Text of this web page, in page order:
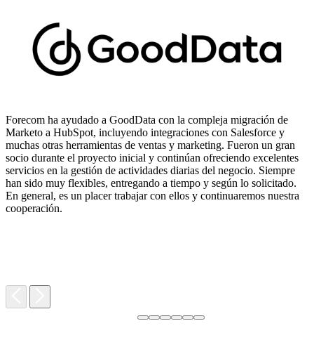
Forecom ha ayudado a GoodData con la compleja migración de
Marketo a HubSpot, incluyendo integraciones con Salesforce y
muchas otras herramientas de ventas y marketing. Fueron un gran
socio durante el proyecto inicial y continúan ofreciendo excelentes
servicios en la gestión de actividades diarias del negocio. Siempre
han sido muy flexibles, entregando a tiempo y según lo solicitado.
En general, es un placer trabajar con ellos y continuaremos nuestra
cooperación.